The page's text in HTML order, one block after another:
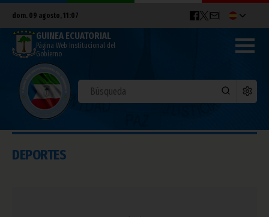
dom. 09 agosto, 11:07
GUINEA ECUATORIAL
Página Web Institucional del
Gobierno
DEPORTES